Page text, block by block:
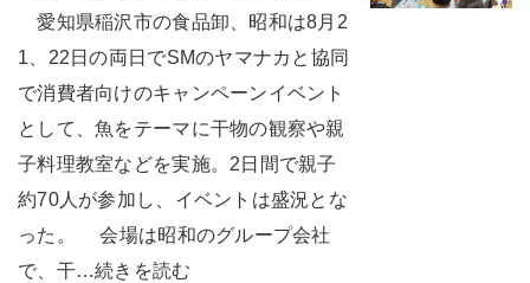
愛知県稲沢市の食品卸、昭和は8月2
1、22日の両日でSMのヤマナカと協同
で消費者向けのキャンペーンイベント
として、魚をテーマに干物の観察や親
子料理教室などを実施。2日間で親子
約70人が参加し、イベントは盛況とな
った。 会場は昭和のグループ会社
で、干…続きを読む